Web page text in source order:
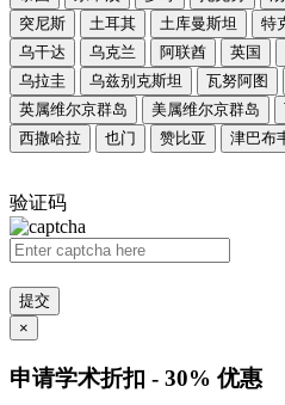
突尼斯
土耳其 土库曼斯坦 特
乌干达
乌克兰 阿联酋 英国
乌拉圭
乌兹别克斯坦 瓦努阿图
英属维尔京群岛
美属维尔京群岛
西撒哈拉
也门 赞比亚 津巴布
验证码
提交
×
申请学术折扣 - 30% 优惠